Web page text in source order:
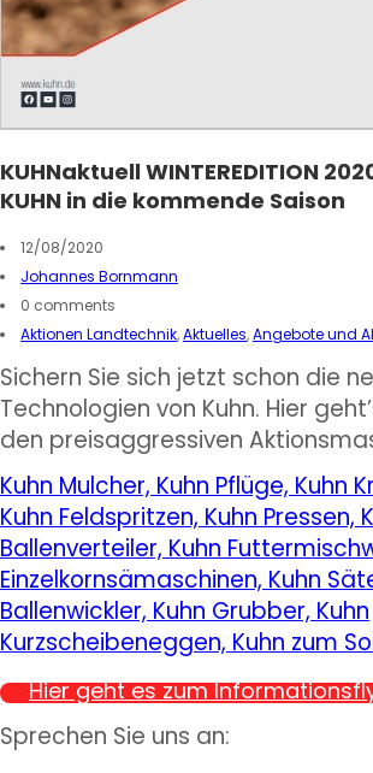
KUHNaktuell WINTEREDITION
KUHN in die kommende Saison
12/08/2020
Johannes Bornmann
0 comments
Aktionen Landtechnik,Aktuelles,Angebote und
Sichern Sie sich jetzt schon die
Technologien von Kuhn. Hier
den preisaggressiven
Kuhn Mulcher, Kuhn Pflüge, Kuhn
Kuhn Feldspritzen, Kuhn Pressen,
Ballenverteiler, Kuhn
Einzelkornsämaschinen, Kuhn
Ballenwickler, Kuhn Grubber, Kuhn
Kurzscheibeneggen, Kuhn zum
Hier geht es zum
Sprechen Sie uns an: